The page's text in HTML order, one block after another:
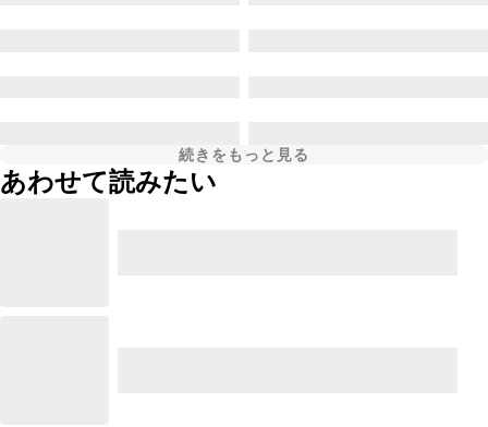
続きをもっと見る
あわせて読みたい